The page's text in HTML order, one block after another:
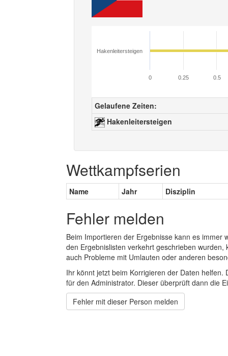
Hakenleitersteigen
0 0.25 0.5
Gelaufene Zeiten:
Hakenleitersteigen
Wettkampfserien
Name Jahr Disziplin
Fehler melden
Beim Importieren der Ergebnisse kann es
den Ergebnislisten verkehrt geschrieben
auch Probleme mit Umlauten oder anderen
Ihr könnt jetzt beim Korrigieren der Daten
für den Administrator. Dieser überprüft dann die
Fehler mit dieser Person melden